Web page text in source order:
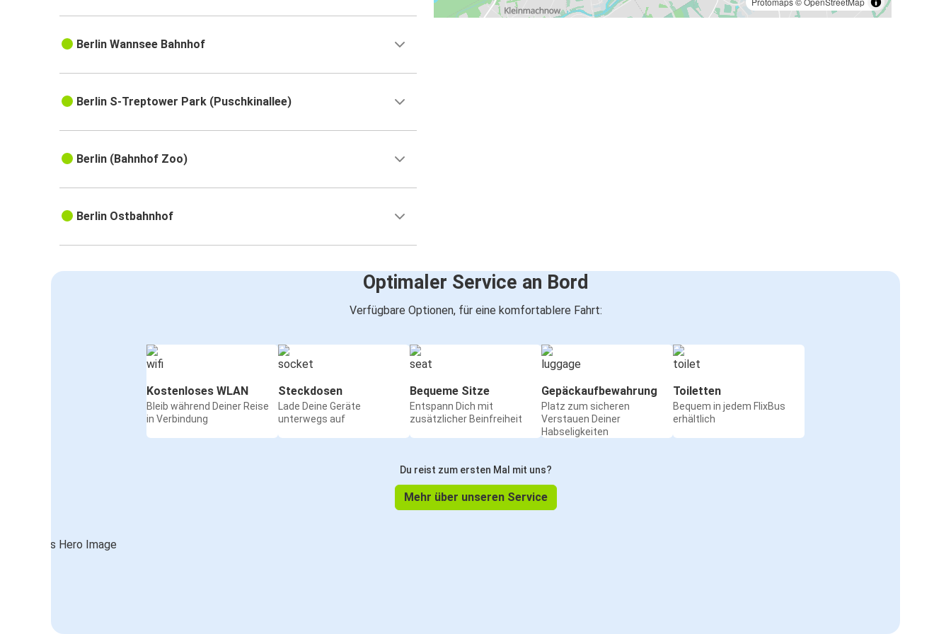
Berlin Wannsee Bahnhof
Berlin S-Treptower Park (Puschkinallee)
Berlin (Bahnhof Zoo)
Berlin Ostbahnhof
Optimaler Service an Bord
Verfügbare Optionen, für eine komfortablere Fahrt:
Kostenloses WLAN
Bleib während Deiner Reise
in Verbindung
Steckdosen
Lade Deine Geräte
unterwegs auf
Bequeme Sitze
Entspann Dich mit
zusätzlicher Beinfreiheit
Gepäckaufbewahrung
Platz zum sicheren
Verstauen Deiner
Habseligkeiten
Toiletten
Bequem in jedem FlixBus
erhältlich
Du reist zum ersten Mal mit uns?
Mehr über unseren Service